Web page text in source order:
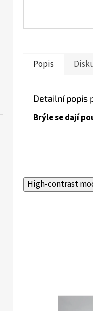
Popis
Detailní popis
Brýle se dají
High-contrast